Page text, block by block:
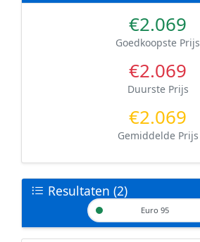
€2.069
Goedkoopste Prijs
€2.069
Duurste Prijs
€2.069
Gemiddelde Prijs
Resultaten (2)
Euro 95